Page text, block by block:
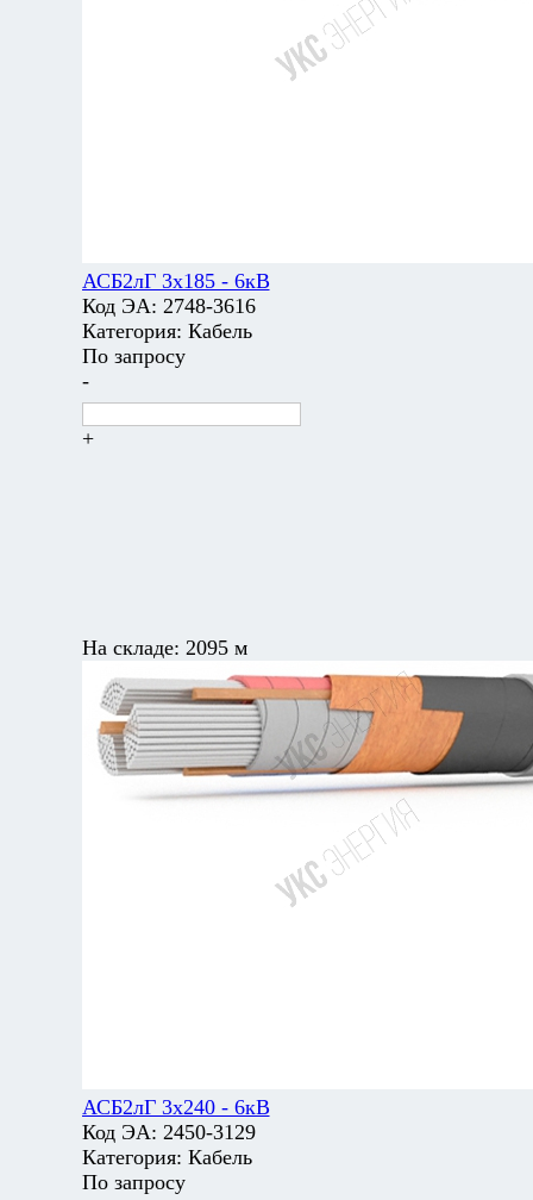
АСБ2лГ 3х185 - 6кВ
Код ЭА: 2748-3616
Категория: Кабель
По запросу
-
+
На складе: 2095 м
АСБ2лГ 3х240 - 6кВ
Код ЭА: 2450-3129
Категория: Кабель
По запросу